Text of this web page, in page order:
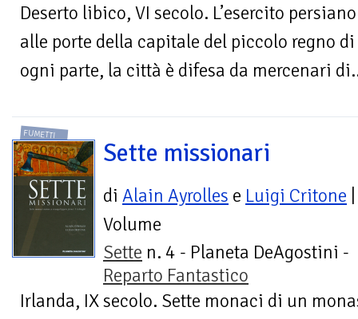
Deserto libico, VI secolo. L’esercito
alle porte della capitale del piccolo regno di
ogni parte, la città è difesa da mercenari
FUMETTI
Sette missionari
di Alain Ayrolles e Luigi Critone
Volume
Sette n. 4 - Planeta DeAgostini -
Reparto Fantastico
Irlanda, IX secolo. Sette monaci di un